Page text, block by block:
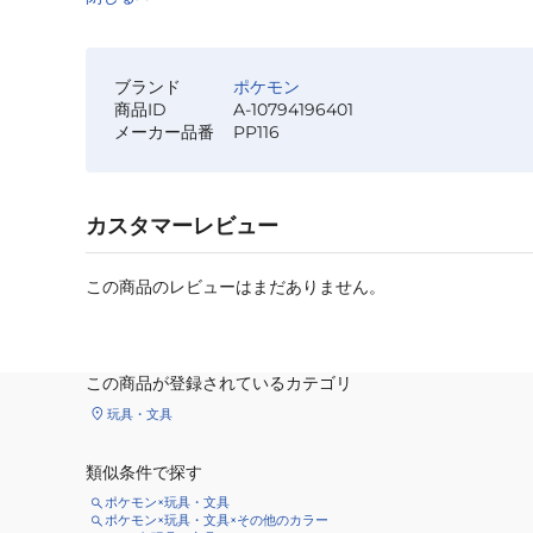
ブランド
ポケモン
商品ID
A-10794196401
メーカー品番
PP116
カスタマーレビュー
この商品のレビューはまだありません。
この商品が登録されているカテゴリ
玩具・文具
類似条件で探す
ポケモン×玩具・文具
ポケモン×玩具・文具×その他のカラー